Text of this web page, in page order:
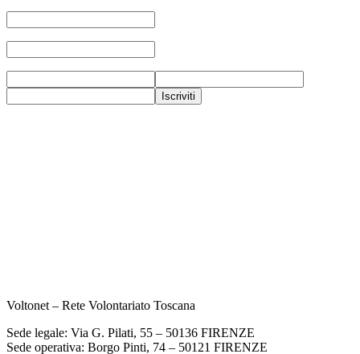
Voltonet – Rete Volontariato Toscana
Sede legale: Via G. Pilati, 55 – 50136 FIRENZE
Sede operativa: Borgo Pinti, 74 – 50121 FIRENZE